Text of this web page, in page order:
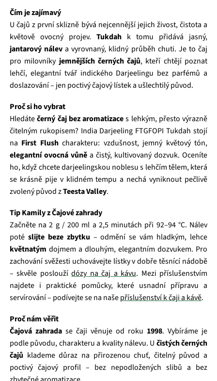
Čím je zajímavý
U čajů z první sklizně bývá nejcennější jejich živost, čistota a
květově ovocný projev. Tukdah k tomu přidává jasný,
jantarový nálev a vyrovnaný, klidný průběh chuti. Je to čaj
pro milovníky jemnějších černých čajů, kteří chtějí poznat
lehčí, elegantní tvář indického Darjeelingu bez parfémů a
doslazování – jen poctivý čajový lístek a ušlechtilý původ.
Proč si ho vybrat
Hledátečerný čaj bez aromatizaces lehkým, přesto výrazně
čitelným rukopisem? India Darjeeling FTGFOPI Tukdah stojí
na First Flushcharakteru: vzdušnost, jemný květový tón,
elegantní ovocná vůně a čistý, kultivovaný dozvuk. Oceníte
ho, když chcete darjeelingskou noblesu s lehčím tělem, která
se krásně pije v klidném tempu a nechá vyniknout pečlivě
zvolený původ zTeesta Valley.
Tip Kamily z Čajové zahrady
Začněte na 2 g / 200 ml a 2,5 minutách při 92–94 °C. Nálev
poté slijte beze zbytku – odmění se vám hladkým, lehce
květnatým dojmem a dlouhým, elegantním dozvukem. Pro
zachování svěžesti uchovávejte lístky v dobře těsnící nádobě
– skvěle posloužídózy na čaj a kávu. Mezi příslušenstvím
najdete i praktické pomůcky, které usnadní přípravu a
servírování – podívejte se na našepříslušenství k čaji a kávě.
Proč nám věřit
Čajová zahrada se čaji věnuje od roku 1998. Vybíráme je
podle původu, charakteru a kvality nálevu. U čistých černých
čajů klademe důraz na přirozenou chuť, čitelný původ a
poctivý čajový profil – bez nepodložených slibů a bez